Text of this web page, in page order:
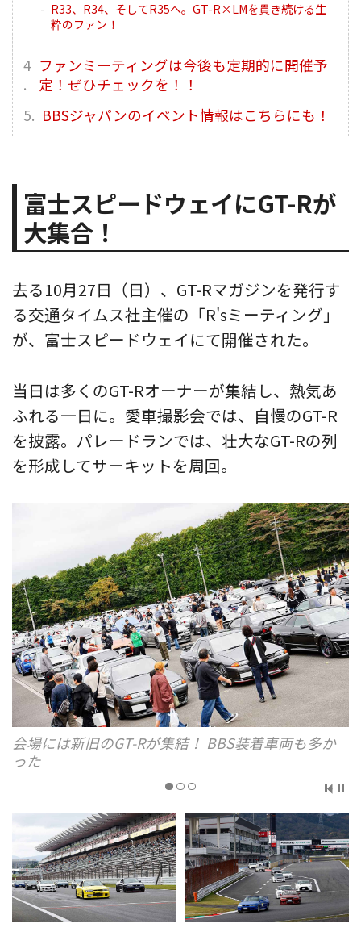
R33、R34、そしてR35へ。GT-R×LMを貫き続ける生
粋のファン！
ファンミーティングは今後も定期的に開催予
定！ぜひチェックを！！
BBSジャパンのイベント情報はこちらにも！
富士スピードウェイにGT-Rが
大集合！
去る10月27日（日）、GT-Rマガジンを発行す
る交通タイムス社主催の「R'sミーティング」
が、富士スピードウェイにて開催された。
当日は多くのGT-Rオーナーが集結し、熱気あ
ふれる一日に。愛車撮影会では、自慢のGT-R
を披露。パレードランでは、壮大なGT-Rの列
を形成してサーキットを周回。
会場には新旧のGT-Rが集結！ BBS装着車両も多か
った